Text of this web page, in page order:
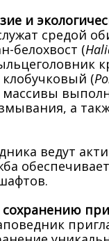
и
средой
белохвост (
(
массивы
а
ведут
сохранению